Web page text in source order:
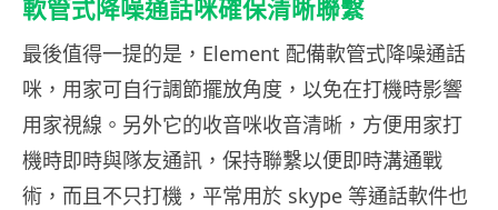
軟管式降噪通話咪確保清晰聯繫
最後值得一提的是，Element 配備軟管式降噪通話
咪，用家可自行調節擺放角度，以免在打機時影響
用家視線。另外它的收音咪收音清晰，方便用家打
機時即時與隊友通訊，保持聯繫以便即時溝通戰
術，而且不只打機，平常用於 skype 等通話軟件也